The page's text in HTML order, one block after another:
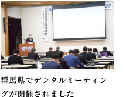
群馬県でデンタルミーティン
グが開催されました